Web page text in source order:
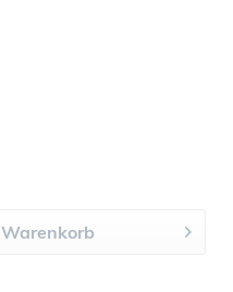
Warenkorb